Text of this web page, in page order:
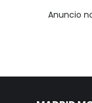
Anuncio